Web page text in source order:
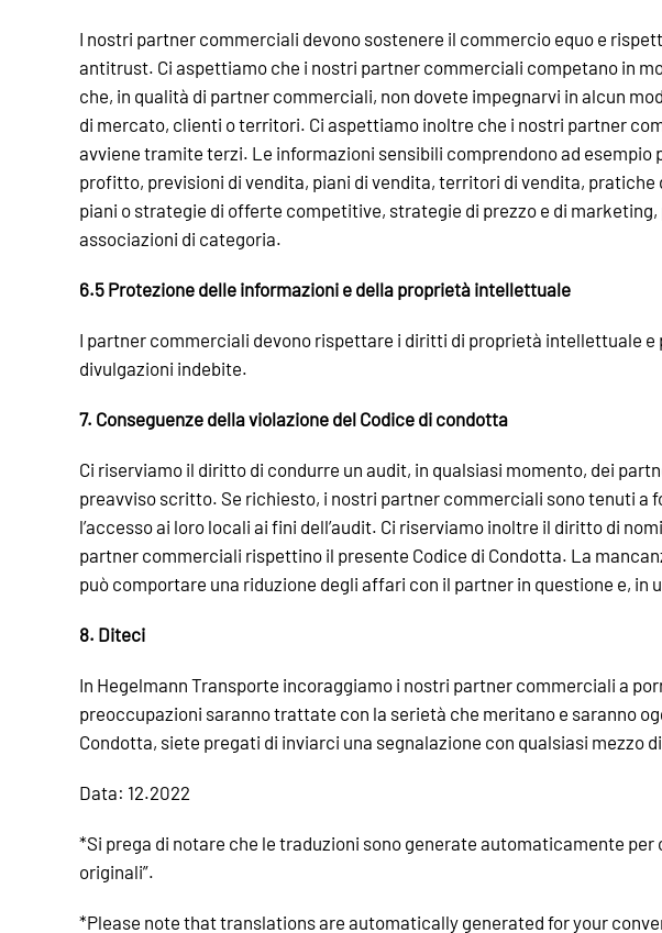
I nostri partner commerciali devono sostenere il commercio equo e
antitrust. Ci aspettiamo che i nostri partner commerciali competano in
che, in qualità di partner commerciali, non dovete impegnarvi in alcun
di mercato, clienti o territori. Ci aspettiamo inoltre che i nostri partner
avviene tramite terzi. Le informazioni sensibili comprendono ad
profitto, previsioni di vendita, piani di vendita, territori di vendita,
piani o strategie di offerte competitive, strategie di prezzo e di
associazioni di categoria.
6.5 Protezione delle informazioni e della proprietà intellettuale
I partner commerciali devono rispettare i diritti di proprietà intellettuale
divulgazioni indebite.
7. Conseguenze della violazione del Codice di condotta
Ci riserviamo il diritto di condurre un audit, in qualsiasi momento, dei
preavviso scritto. Se richiesto, i nostri partner commerciali sono tenuti
l’accesso ai loro locali ai fini dell’audit. Ci riserviamo inoltre il diritto di
partner commerciali rispettino il presente Codice di Condotta. La
può comportare una riduzione degli affari con il partner in questione e,
8. Diteci
In Hegelmann Transporte incoraggiamo i nostri partner commerciali a
preoccupazioni saranno trattate con la serietà che meritano e saranno
Condotta, siete pregati di inviarci una segnalazione con qualsiasi mezzo
Data: 12.2022
*Si prega di notare che le traduzioni sono generate automaticamente
originali”.
*Please note that translations are automatically generated for your